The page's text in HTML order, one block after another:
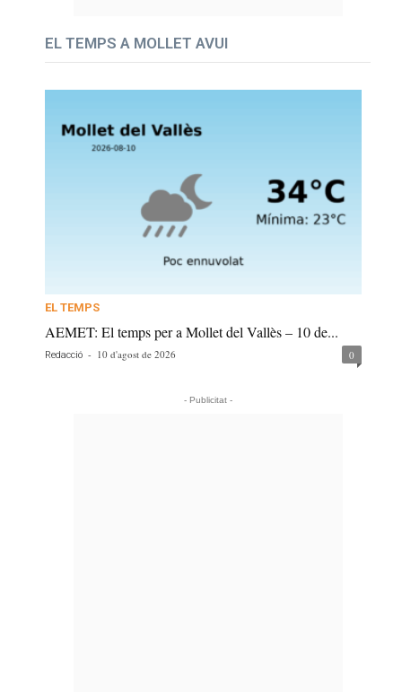
EL TEMPS A MOLLET AVUI
EL TEMPS
AEMET: El temps per a Mollet del Vallès – 10 de...
Redacció - 10 d'agost de 2026 0
- Publicitat -